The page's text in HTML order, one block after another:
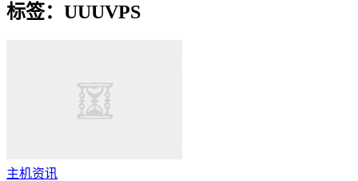
标签：UUUVPS
主机资讯